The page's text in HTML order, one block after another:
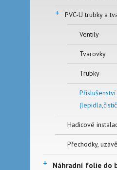
+ PVC-U trubky a
Ventily
Tvarovky
Trubky
Příslušenství
Hadicové
Přechodky,
+ Náhradní folie do